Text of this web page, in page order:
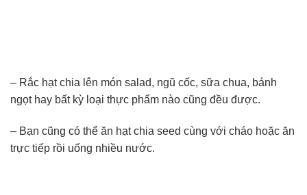
– Rắc hạt chia lên món salad, ngũ cốc, sữa chua, bánh
ngọt hay bất kỳ loại thực phẩm nào cũng đều được.
– Bạn cũng có thể ăn hạt chia seed cùng với cháo hoặc ăn
trực tiếp rồi uống nhiều nước.